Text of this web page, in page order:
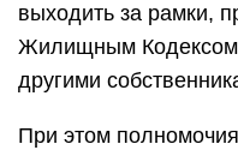
выходить за рамки,
Жилищным
другими
При этом